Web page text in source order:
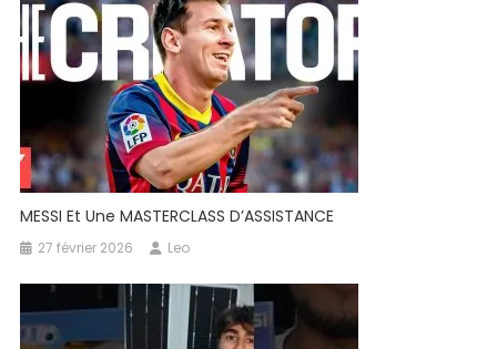
MESSI Et Une MASTERCLASS D’ASSISTANCE
27 février 2026 Leo